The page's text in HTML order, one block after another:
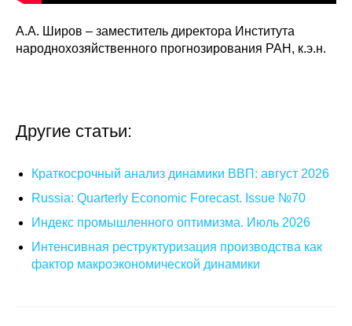
А.А. Широв – заместитель директора Института
народнохозяйственного прогнозирования РАН, к.э.н.
Другие статьи:
Краткосрочный анализ динамики ВВП: август 2026
Russia: Quarterly Economic Forecast. Issue №70
Индекс промышленного оптимизма. Июль 2026
Интенсивная реструктуризация производства как
фактор макроэкономической динамики